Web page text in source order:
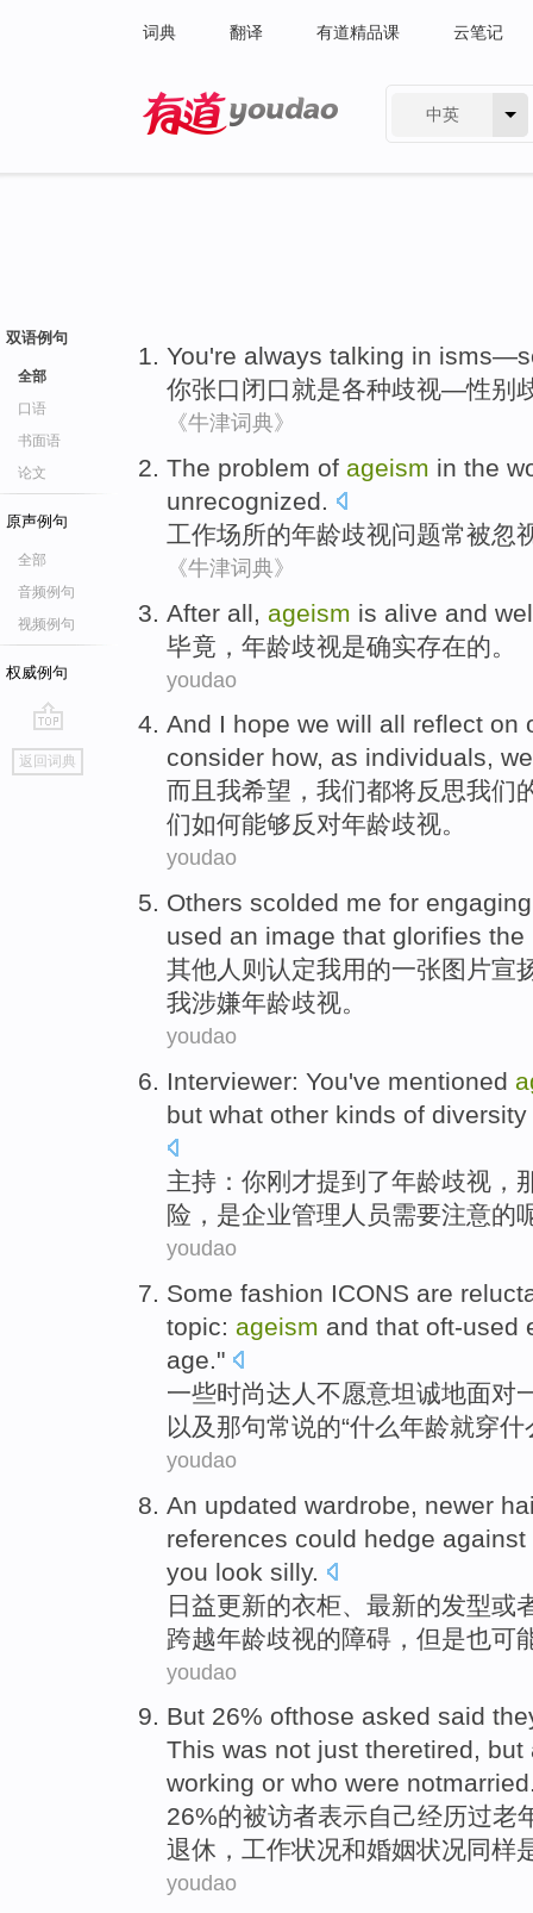
词典 翻译 有道精品课 云笔记
中英
双语例句
全部
口语
书面语
论文
原声例句
全部
音频例句
视频例句
权威例句
go
top
返回词典
You're always talking in isms—
你张口闭口就是各种歧视—性别
《牛津词典》
The problem of ageism in the
unrecognized.
工作场所的年龄歧视问题常被忽
《牛津词典》
After all ageism is alive and
毕竟 ，年龄歧视是确实存在的。
youdao
And I hope we will all reflect on
consider how, as individuals,
而且 我希望 ， 我们都将反思我们
们如何能够反对年龄歧视。
youdao
Others scolded me for
used an image that glorifies the
其他人则 认定我用的一张图片宣
我涉嫌年龄歧视。
youdao
Interviewer: You've mentioned
but what other kinds of diversity
主持 ： 你刚才提到了年龄歧视 ，
险， 是企业管理人员需要注意的
youdao
Some fashion ICONS are
topic: ageism and that oft-used
age."
一些时尚达人 不愿意坦诚地面对
以及 那句常说的“什么年龄就穿什
youdao
An updated wardrobe newer
references could hedge against
you look silly.
日益更新的衣柜 最新的发型或
跨越年龄歧视的障碍，但是也可
youdao
But 26% ofthose asked said
This was not just theretired, but
working or who were notmarried
26%的被访者表示自己经历过老
退休， 工作状况和婚姻状况同样
youdao